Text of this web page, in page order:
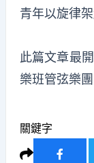
青年以旋律
此篇文章最
樂班管弦樂
關鍵字